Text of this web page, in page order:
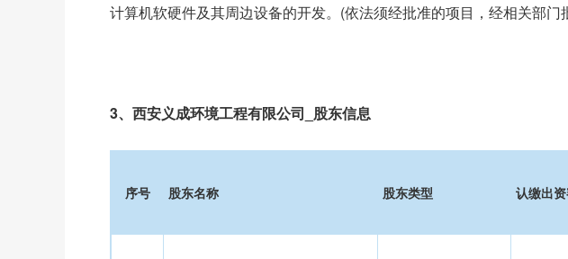
计算机软硬件及其周边设备的开发。(依法须经批准的项目，经相关部门
3、西安义成环境工程有限公司_股东信息
序号 股东名称 股东类型 认缴出